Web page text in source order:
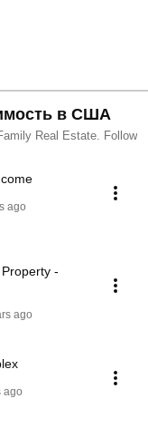
| Недвижимость в США
Real Estate. Follow
ago
-
ago
ago